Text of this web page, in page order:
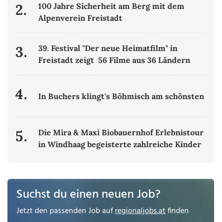
2.
100 Jahre Sicherheit am Berg mit dem
Alpenverein Freistadt
3.
39. Festival "Der neue Heimatfilm" in
Freistadt zeigt 56 Filme aus 36 Ländern
4. In Buchers klingt's Böhmisch am schönsten
5.
Die Mira & Maxi Biobauernhof Erlebnistour
in Windhaag begeisterte zahlreiche Kinder
Suchst du einen neuen Job?
Jetzt den passenden Job aufregionaljobs.atfinden